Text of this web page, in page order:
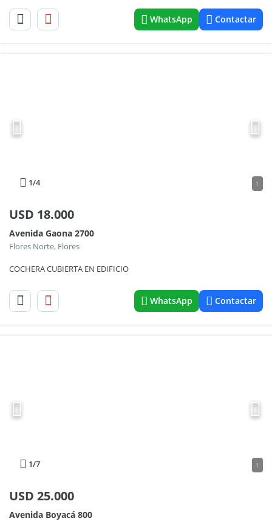
WhatsApp Contactar
1/4 1
USD 18.000
Avenida Gaona 2700
Flores Norte, Flores
COCHERA CUBIERTA EN EDIFICIO
WhatsApp Contactar
1/7 1
USD 25.000
Avenida Boyacá 800